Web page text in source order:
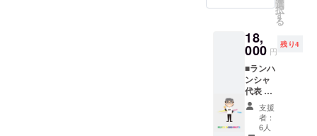
要とさ
ます。
★全リ
ターン
「上乗
せ支
援」が
可能で
す。
プニン
映像に
掲載 ※
上映前
に巨大
スク
リーン
にお名
前がな
がれま
欄にご
希望の
をご記
入くだ
さい。
※ 掲載
不要の
方は、
白黒1枚
お礼の
メッ
セージ
※ 主催
者より
感謝の
メッ
セージ
をお送
用いた
シア
ターチ
ケット
です。
※2人分
のポッ
プコー
ンとお
飲み物
選
択
す
る
18,
000 円
残り4
■ランハ
ンシャ
代表 下
田 栄一
と 前原
ぶらり
支援
者：
6人